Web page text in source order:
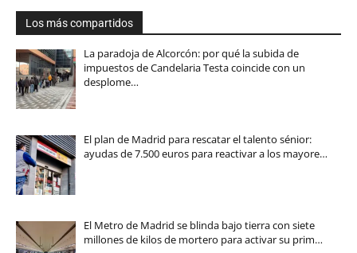
Los más compartidos
La paradoja de Alcorcón: por qué la subida de
impuestos de Candelaria Testa coincide con un
desplome…
El plan de Madrid para rescatar el talento sénior:
ayudas de 7.500 euros para reactivar a los mayore…
El Metro de Madrid se blinda bajo tierra con siete
millones de kilos de mortero para activar su prim…